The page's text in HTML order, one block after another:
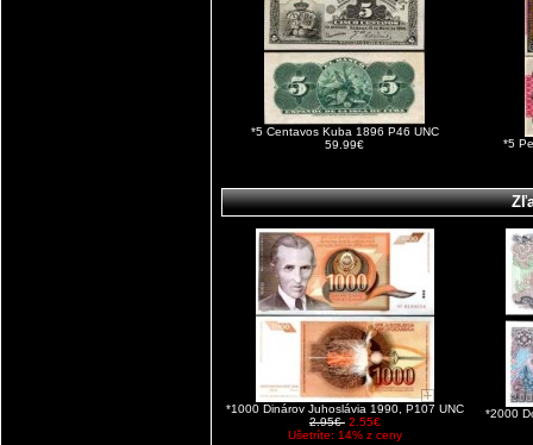
*5 Centavos Kuba 1896 P46 UNC
59.99€
*5
*1000 Dinárov Juhoslávia 1990, P107 UNC
2.95€ 2.55€
Ušetríte: 14% z ceny
*2000